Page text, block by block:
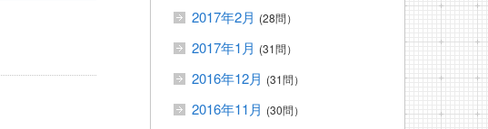
2017年2月 (28問）
2017年1月 (31問）
2016年12月 (31問）
2016年11月 (30問）